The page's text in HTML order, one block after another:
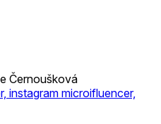
Černoušková
instagram microifluencer,